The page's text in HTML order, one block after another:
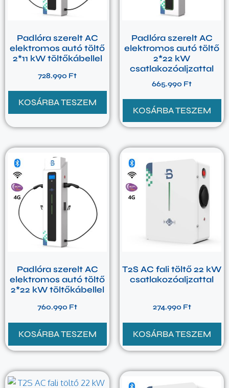
Padlóra szerelt AC
elektromos autó töltő
2*11 kW töltőkábellel
728.990 Ft
KOSÁRBA TESZEM
Padlóra szerelt AC
elektromos autó töltő
2*22 kW
csatlakozóaljzattal
665.990 Ft
KOSÁRBA TESZEM
Padlóra szerelt AC
elektromos autó töltő
2*22 kW töltőkábellel
760.990 Ft
KOSÁRBA TESZEM
T2S AC fali töltő 22 kW
csatlakozóaljzattal
274.990 Ft
KOSÁRBA TESZEM